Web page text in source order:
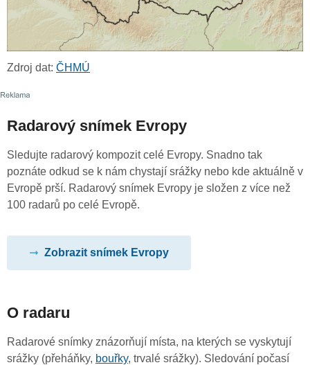
Zdroj dat: ČHMÚ
Radarový snímek Evropy
Sledujte radarový kompozit celé Evropy. Snadno tak
poznáte odkud se k nám chystají srážky nebo kde aktuálně v
Evropě prší. Radarový snímek Evropy je složen z více než
100 radarů po celé Evropě.
Zobrazit snímek Evropy
O radaru
Radarové snímky znázorňují místa, na kterých se vyskytují
srážky (přeháňky, bouřky, trvalé srážky). Sledování počasí